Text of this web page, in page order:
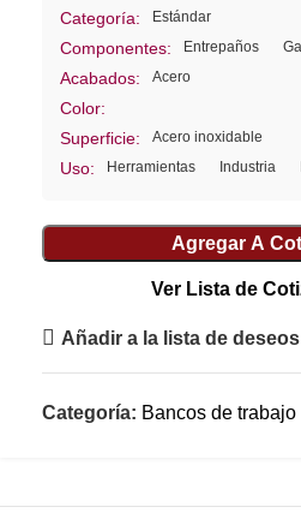
Categoría: Estándar
Componentes: Entrepaños
Acabados: Acero
Color:
Superficie:
Acero inoxidable
Uso: Herramientas Industria
Agregar A
Ver Lista de
Añadir a la lista de deseos
Categoría: Bancos de trabajo